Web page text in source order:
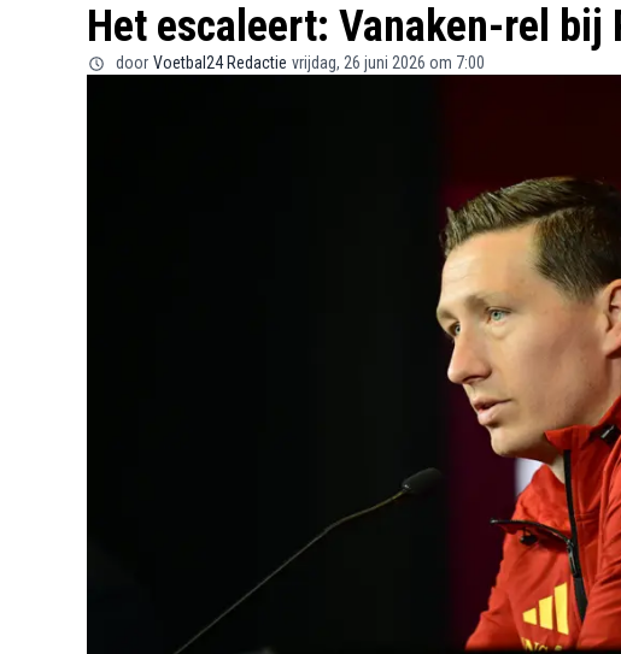
Het escaleert: Vanaken-rel bij
door Voetbal24 Redactie vrijdag, 26 juni 2026 om 7:00